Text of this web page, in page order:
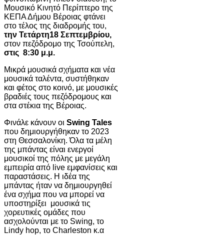
Μουσικό Κινητό Περίπτερο της
ΚΕΠΑ Δήμου Βέροιας φτάνει
στο τέλος της διαδρομής του,
την Τετάρτη18 Σεπτεμβρίου,
στον πεζόδρομο της Τσούπελη,
στις 8:30 μ.μ.
Μικρά μουσικά σχήματα και νέα
μουσικά ταλέντα, συστήθηκαν
και φέτος στο κοινό, με μουσικές
βραδιές τους πεζόδρομους και
στα στέκια της Βέροιας.
Φινάλε κάνουν οι Swing Tales
που δημιουργήθηκαν το 2023
στη Θεσσαλονίκη. Όλα τα μέλη
της μπάντας είναι ενεργοί
μουσικοί της πόλης με μεγάλη
εμπειρία από live εμφανίσεις και
παραστάσεις. Η ιδέα της
μπάντας ήταν να δημιουργηθεί
ένα σχήμα που να μπορεί να
υποστηρίξει μουσικά τις
χορευτικές ομάδες που
ασχολούνται με το Swing, το
Lindy hop, το Charleston κ.α